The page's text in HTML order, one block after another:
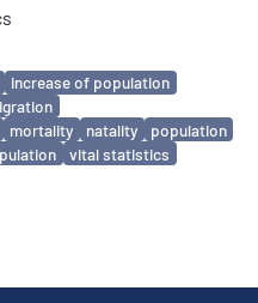
increase of population
mortality natality
population
vital statistics